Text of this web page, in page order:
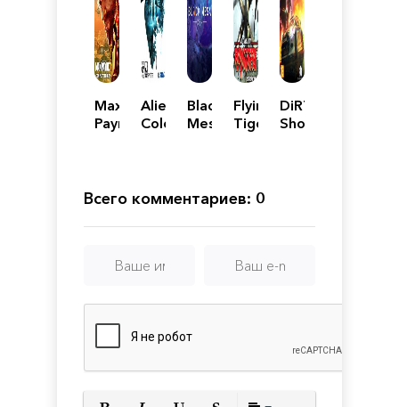
Max
Payne
Aliens:
Colonial
Black
Mesa
Flying
Tigers:
-
Edition
DiRT
Showdown
Всего комментариев: 0